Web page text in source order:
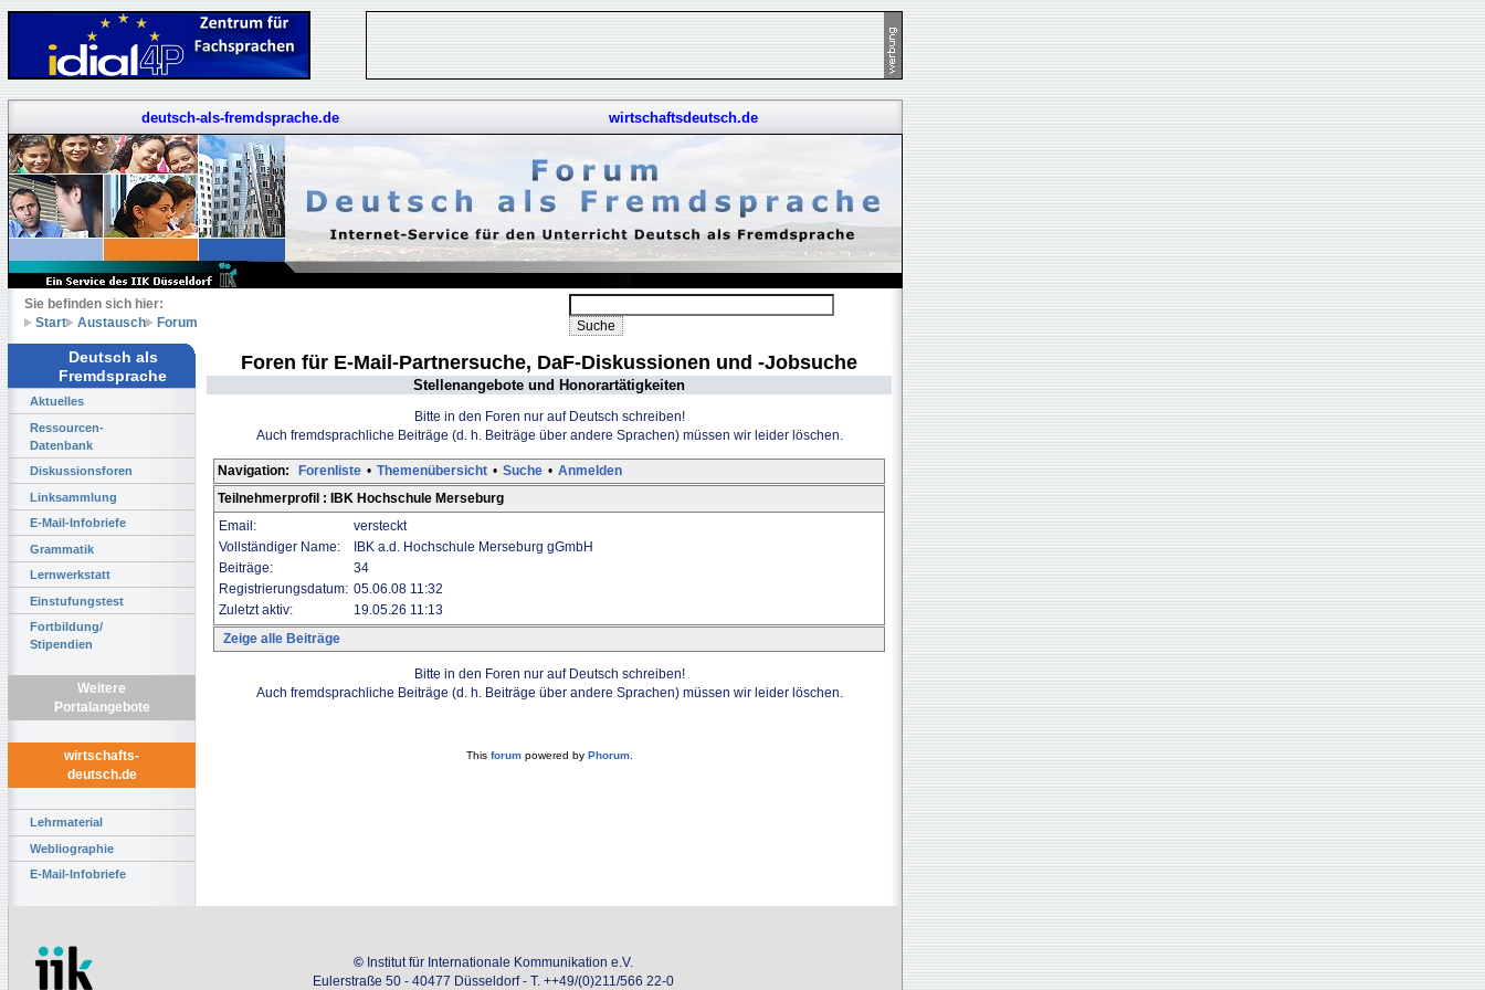
deutsch-als-fremdsprache.de wirtschaftsdeutsch.de
Sie befinden sich hier:
Start
Austausch Forum
Deutsch als
Fremdsprache
Aktuelles
Ressourcen-
Datenbank
Diskussionsforen
Linksammlung
E-Mail-Infobriefe
Grammatik
Lernwerkstatt
Einstufungstest
Fortbildung/
Stipendien
Weitere
Portalangebote
wirtschafts-
deutsch.de
Lehrmaterial
Webliographie
E-Mail-Infobriefe
Foren für E-Mail-Partnersuche, DaF-Diskussionen und -Jobsuche
Stellenangebote und Honorartätigkeiten
Bitte in den Foren nur auf Deutsch schreiben!
Auch fremdsprachliche Beiträge (d. h. Beiträge über andere Sprachen) müssen wir leider löschen.
Navigation: Forenliste • Themenübersicht • Suche • Anmelden
Teilnehmerprofil : IBK Hochschule Merseburg
Email:
versteckt
Vollständiger Name:
IBK a.d. Hochschule Merseburg gGmbH
Beiträge:
34
Registrierungsdatum: 05.06.08 11:32
Zuletzt aktiv:
19.05.26 11:13
Zeige alle Beiträge
Bitte in den Foren nur auf Deutsch schreiben!
Auch fremdsprachliche Beiträge (d. h. Beiträge über andere Sprachen) müssen wir leider löschen.
This forumpowered by Phorum.
© Institut für Internationale Kommunikation e.V.
Eulerstraße 50 - 40477 Düsseldorf - T. ++49/(0)211/566 22-0